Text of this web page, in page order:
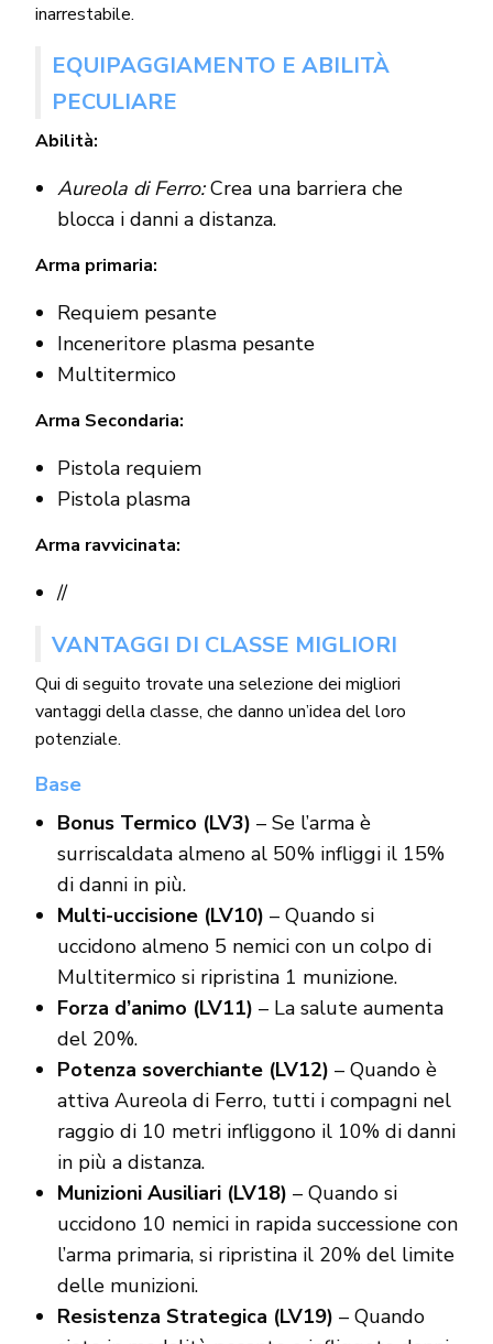
inarrestabile.
EQUIPAGGIAMENTO E ABILITÀ
PECULIARE
Abilità:
Aureola di Ferro:Crea una barriera che
blocca i danni a distanza.
Arma primaria:
Requiem pesante
Inceneritore plasma pesante
Multitermico
Arma Secondaria:
Pistola requiem
Pistola plasma
Arma ravvicinata:
//
VANTAGGI DI CLASSE MIGLIORI
Qui di seguito trovate una selezione dei migliori
vantaggi della classe, che danno un’idea del loro
potenziale.
Base
Bonus Termico (LV3) – Se l’arma è
surriscaldata almeno al 50% infliggi il 15%
di danni in più.
Multi-uccisione (LV10) – Quando si
uccidono almeno 5 nemici con un colpo di
Multitermico si ripristina 1 munizione.
Forza d’animo (LV11) – La salute aumenta
del 20%.
Potenza soverchiante (LV12) – Quando è
attiva Aureola di Ferro, tutti i compagni nel
raggio di 10 metri infliggono il 10% di danni
in più a distanza.
Munizioni Ausiliari (LV18) – Quando si
uccidono 10 nemici in rapida successione con
l’arma primaria, si ripristina il 20% del limite
delle munizioni.
Resistenza Strategica (LV19) – Quando